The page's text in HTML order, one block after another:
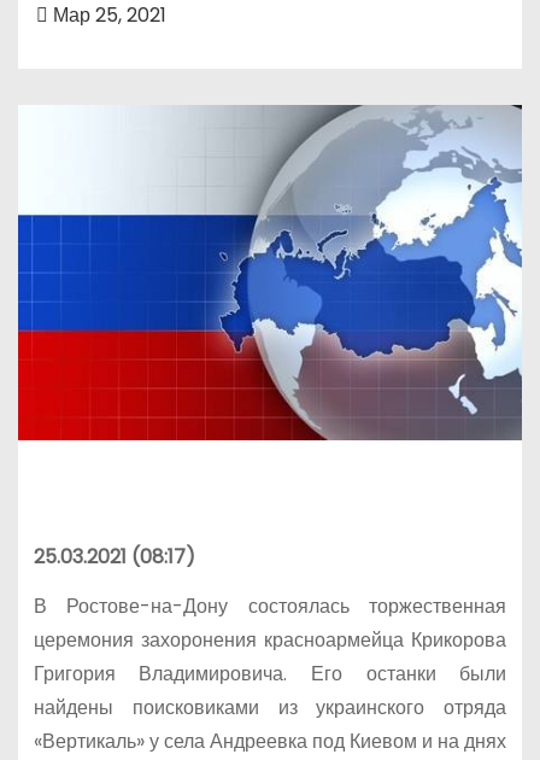
Мар 25, 2021
25.03.2021 (08:17)
В Ростове-на-Дону состоялась торжественная
церемония захоронения красноармейца Крикорова
Григория Владимировича. Его останки были
найдены поисковиками из украинского отряда
«Вертикаль» у села Андреевка под Киевом и на днях